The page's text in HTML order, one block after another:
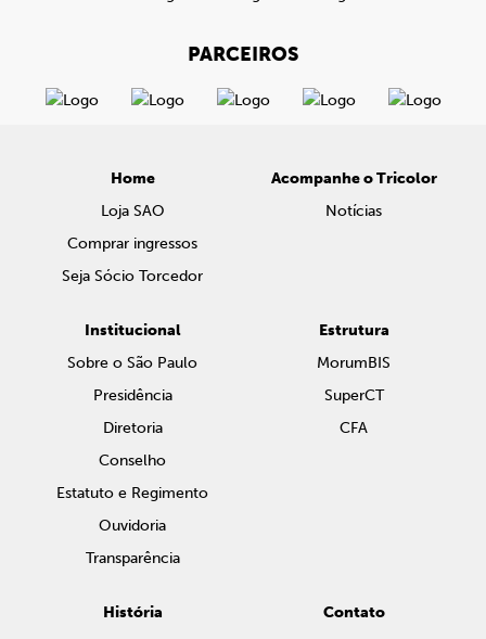
PARCEIROS
Home
Loja SAO
Comprar ingressos
Seja Sócio Torcedor
Acompanhe o Tricolor
Notícias
Institucional
Sobre o São Paulo
Presidência
Diretoria
Conselho
Estatuto e Regimento
Ouvidoria
Transparência
Estrutura
MorumBIS
SuperCT
CFA
História
Contato